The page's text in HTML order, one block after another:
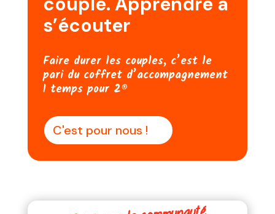
s’écouter
Faire durer les couples, c’est le
pari du coffret d’accompagnement
1 temps pour 2®
C'est pour nous !